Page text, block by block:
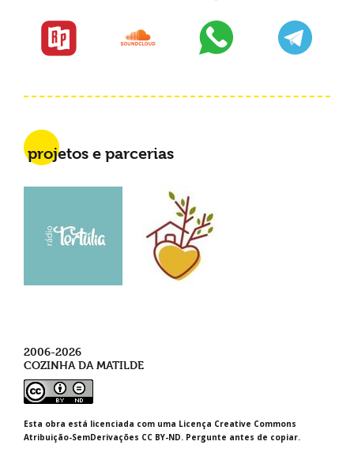
projetos e parcerias
2006-2026
COZINHA DA MATILDE
Esta obra está licenciada com uma Licença Creative Commons
Atribuição-SemDerivações CC BY-ND. Pergunte antes de copiar.